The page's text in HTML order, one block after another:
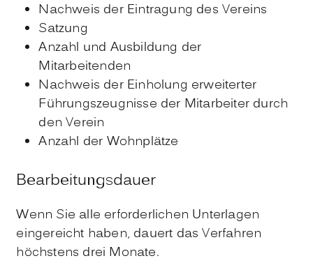
Nachweis der Eintragung des Vereins
Satzung
Anzahl und Ausbildung der
Mitarbeitenden
Nachweis der Einholung erweiterter
Führungszeugnisse der Mitarbeiter durch
den Verein
Anzahl der Wohnplätze
Bearbeitungsdauer
Wenn Sie alle erforderlichen Unterlagen
eingereicht haben, dauert das Verfahren
höchstens drei Monate.